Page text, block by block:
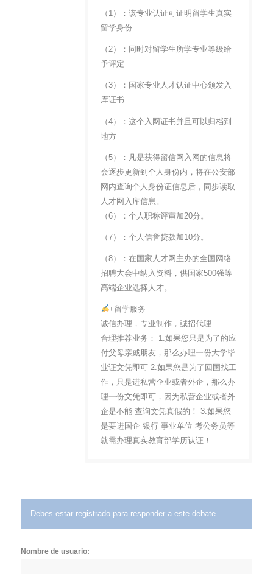
（1）：该专业认证可证明留学生真实
留学身份
（2）：同时对留学生所学专业等级给
予评定
（3）：国家专业人才认证中心颁发入
库证书
（4）：这个入网证书并且可以归档到
地方
（5）：凡是获得留信网入网的信息将
会逐步更新到个人身份内，将在公安部
网内查询个人身份证信息后，同步读取
人才网入库信息。
（6）：个人职称评审加20分。
（7）：个人信誉贷款加10分。
（8）：在国家人才网主办的全国网络
招聘大会中纳入资料，供国家500强等
高端企业选择人才。
+留学服务
诚信办理，专业制作，誠招代理
合理推荐业务： 1.如果您只是为了的应
付父母亲戚朋友，那么办理一份大学毕
业证文凭即可 2.如果您是为了回国找工
作，只是进私营企业或者外企，那么办
理一份文凭即可，因为私营企业或者外
企是不能 查询文凭真假的！ 3.如果您
是要进国企 银行 事业单位 考公务员等
就需办理真实教育部学历认证！
Debes estar registrado para responder a este debate.
Nombre de usuario: